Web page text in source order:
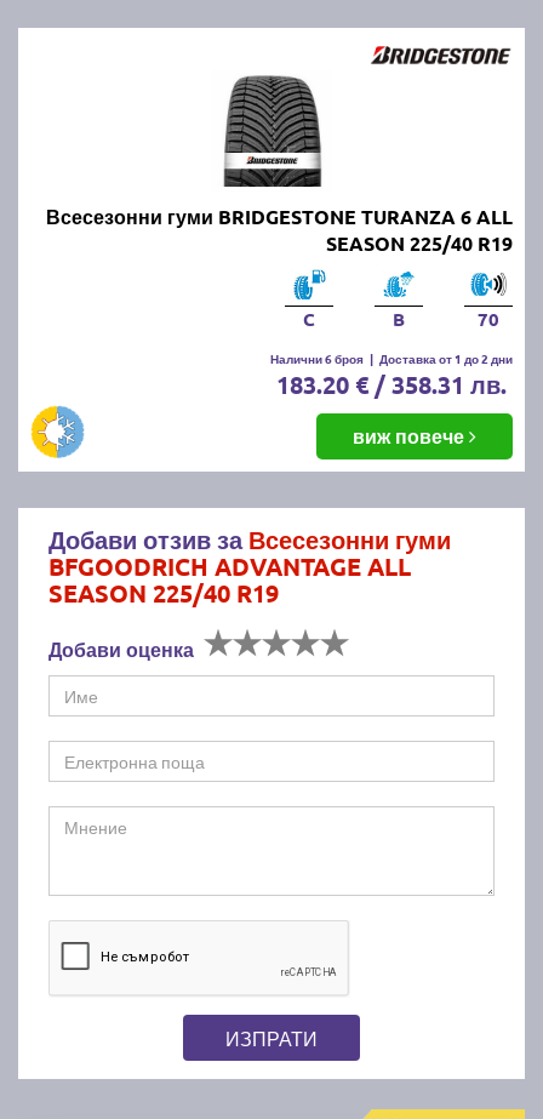
Всесезонни гуми BRIDGESTONE TURANZA 6 ALL
SEASON 225/40 R19
C B 70
Налични 6 броя | Доставка от 1 до 2 дни
183.20 € / 358.31 лв.
виж повече
Добави отзив заВсесезонни гуми
BFGOODRICH ADVANTAGE ALL
SEASON 225/40 R19
Добави оценка
ИЗПРАТИ